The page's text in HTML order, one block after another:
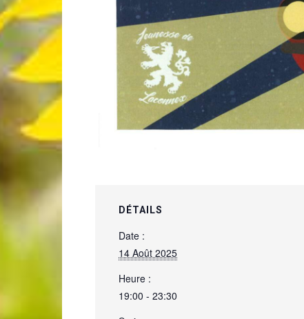
DÉTAILS
Date :
14 Août 2025
Heure :
19:00 - 23:30